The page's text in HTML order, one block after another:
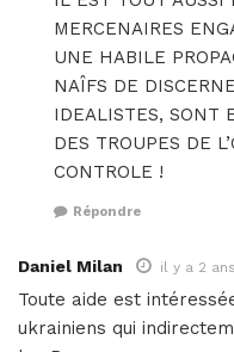
MERCENAIRES
UNE HABILE
NAÎFS DE
IDEALISTES, SONT
DES TROUPES DE
CONTROLE !
Répondre
Daniel Milan il y a 2 ans
Toute aide est
ukrainiens qui